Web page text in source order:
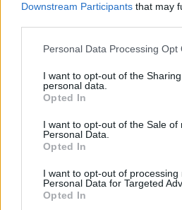
Downstream Participants that may
Please note that this website/app
not limited to your visit or usage
grant or deny consent to Google
use your data for below specified
consent section.
Personal Data Processing Opt
I want to opt-out of the
personal data.
Opted In
I want to opt-out of the Sale of
Personal Data.
Opted In
I want to opt-out of processing
Personal Data for Targeted
Opted In
POTREBBE
Piazza
5 anni fa
guidava
LASCIA UN ‘LIKE’ ALLA